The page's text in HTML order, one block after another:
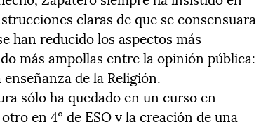
claras de que se consensuara
han reducido los aspectos más
más ampollas entre la opinión pública:
de la Religión.
sólo ha quedado en un curso en
en 4º de ESO y la creación de una